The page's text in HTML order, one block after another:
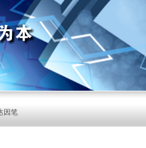
因笔